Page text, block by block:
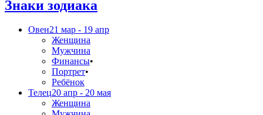
Знаки зодиака
Овен21 мар - 19 апр
Женщина
Мужчина
Финансы•
Портрет•
Ребёнок
Телец20 апр - 20 мая
Женщина